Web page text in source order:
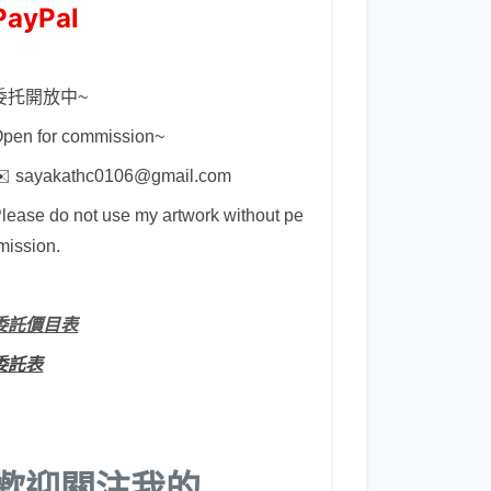
托開放中~
for commission~
sayakathc0106@gmail.com
do not use my artwork without pe
託價目表
託表